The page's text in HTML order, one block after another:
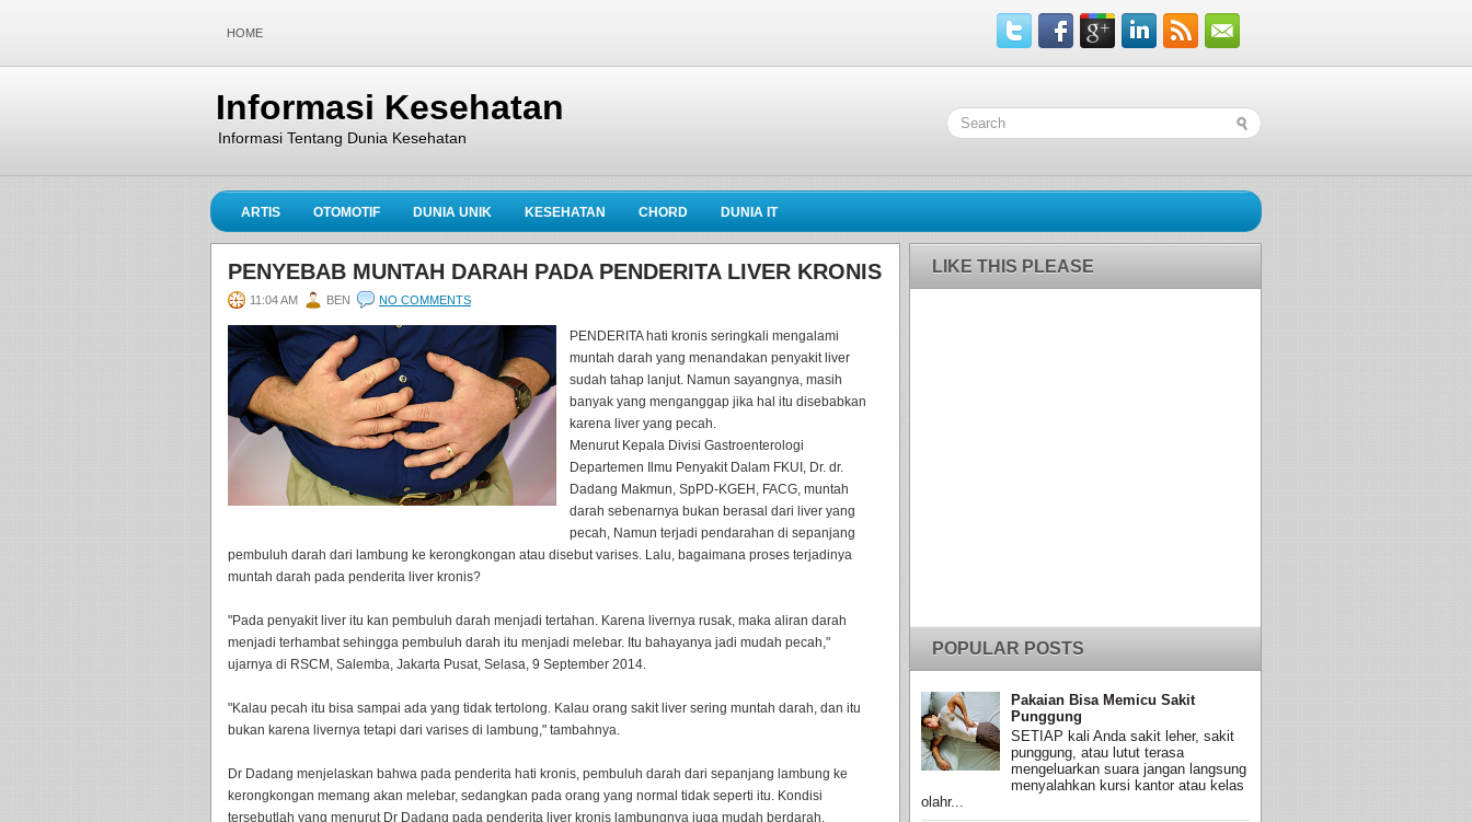
HOME
Informasi Kesehatan
Informasi Tentang Dunia Kesehatan
ARTIS OTOMOTIF DUNIA UNIK KESEHATAN CHORD DUNIA IT
PENYEBAB MUNTAH DARAH PADA PENDERITA LIVER KRONIS
11:04 AM BEN NO COMMENTS
PENDERITA hati kronis seringkali mengalami
muntah darah yang menandakan penyakit liver
sudah tahap lanjut. Namun sayangnya, masih
banyak yang menganggap jika hal itu disebabkan
karena liver yang pecah.
Menurut Kepala Divisi Gastroenterologi
Departemen Ilmu Penyakit Dalam FKUI, Dr. dr.
Dadang Makmun, SpPD-KGEH, FACG, muntah
darah sebenarnya bukan berasal dari liver yang
pecah, Namun terjadi pendarahan di sepanjang
pembuluh darah dari lambung ke kerongkongan atau disebut varises. Lalu, bagaimana proses terjadinya
muntah darah pada penderita liver kronis?
"Pada penyakit liver itu kan pembuluh darah menjadi tertahan. Karena livernya rusak, maka aliran darah
menjadi terhambat sehingga pembuluh darah itu menjadi melebar. Itu bahayanya jadi mudah pecah,"
ujarnya di RSCM, Salemba, Jakarta Pusat, Selasa, 9 September 2014.
"Kalau pecah itu bisa sampai ada yang tidak tertolong. Kalau orang sakit liver sering muntah darah, dan itu
bukan karena livernya tetapi dari varises di lambung," tambahnya.
Dr Dadang menjelaskan bahwa pada penderita hati kronis, pembuluh darah dari sepanjang lambung ke
kerongkongan memang akan melebar, sedangkan pada orang yang normal tidak seperti itu. Kondisi
tersebutlah yang menurut Dr Dadang pada penderita liver kronis lambungnya juga mudah berdarah.
LIKE THIS PLEASE
POPULAR POSTS
Pakaian Bisa Memicu Sakit
Punggung
SETIAP kali Anda sakit leher, sakit
punggung, atau lutut terasa
mengeluarkan suara jangan langsung
menyalahkan kursi kantor atau kelas
olahr...